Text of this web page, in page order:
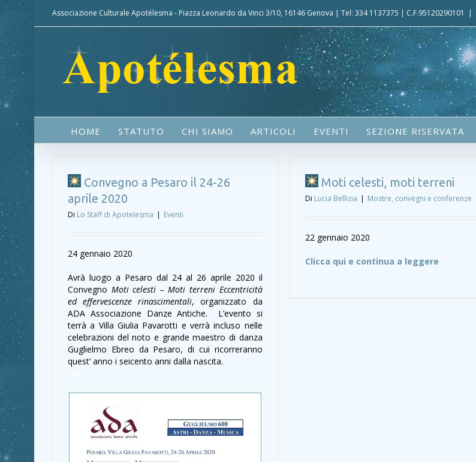
Associazione Culturale Apotélesma - Piazza Leonardo da Vinci 3/10, 16146 Genova | Tel: 334 1137375 | C.F.95120290101 |
HOME STATUTO CHI SIAMO ARTICOLI EVENTI SEZIONE RISERVATA
Convegno a Pesaro il 24-26
aprile 2020
Di Lo Staff di Apotelesma | Eventi
24 gennaio 2020
Avrà luogo a Pesaro dal 24 al 26 aprile 2020 il
Convegno Moti celesti – Moti terreni Eccentricità
ed effervescenze rinascimentali, organizzato da
ADA Associazione Danze Antiche. L’evento si
terrà a Villa Giulia Pavarotti e verrà incluso nelle
celebrazioni del noto e grande maestro di danza
Guglielmo Ebreo da Pesaro, di cui ricorreranno
quest’ anno i seicento anni dalla nascita.
Moti celesti, moti terreni
Di Lucia Bellizia | Mostre, convegni e conferenze
22 gennaio 2020
Clicca qui e continua a leggere